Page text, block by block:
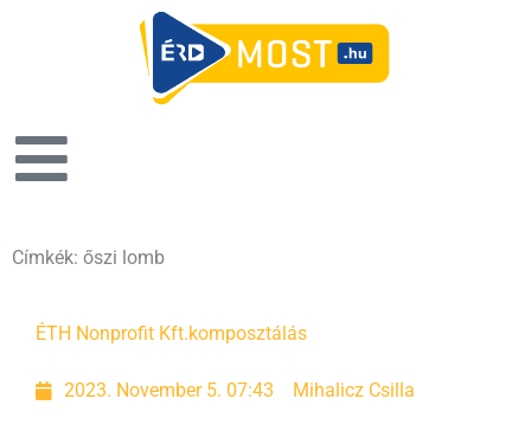
Címkék: őszi lomb
ÉTH Nonprofit Kft.komposztálás
2023. November 5. 07:43 Mihalicz Csilla